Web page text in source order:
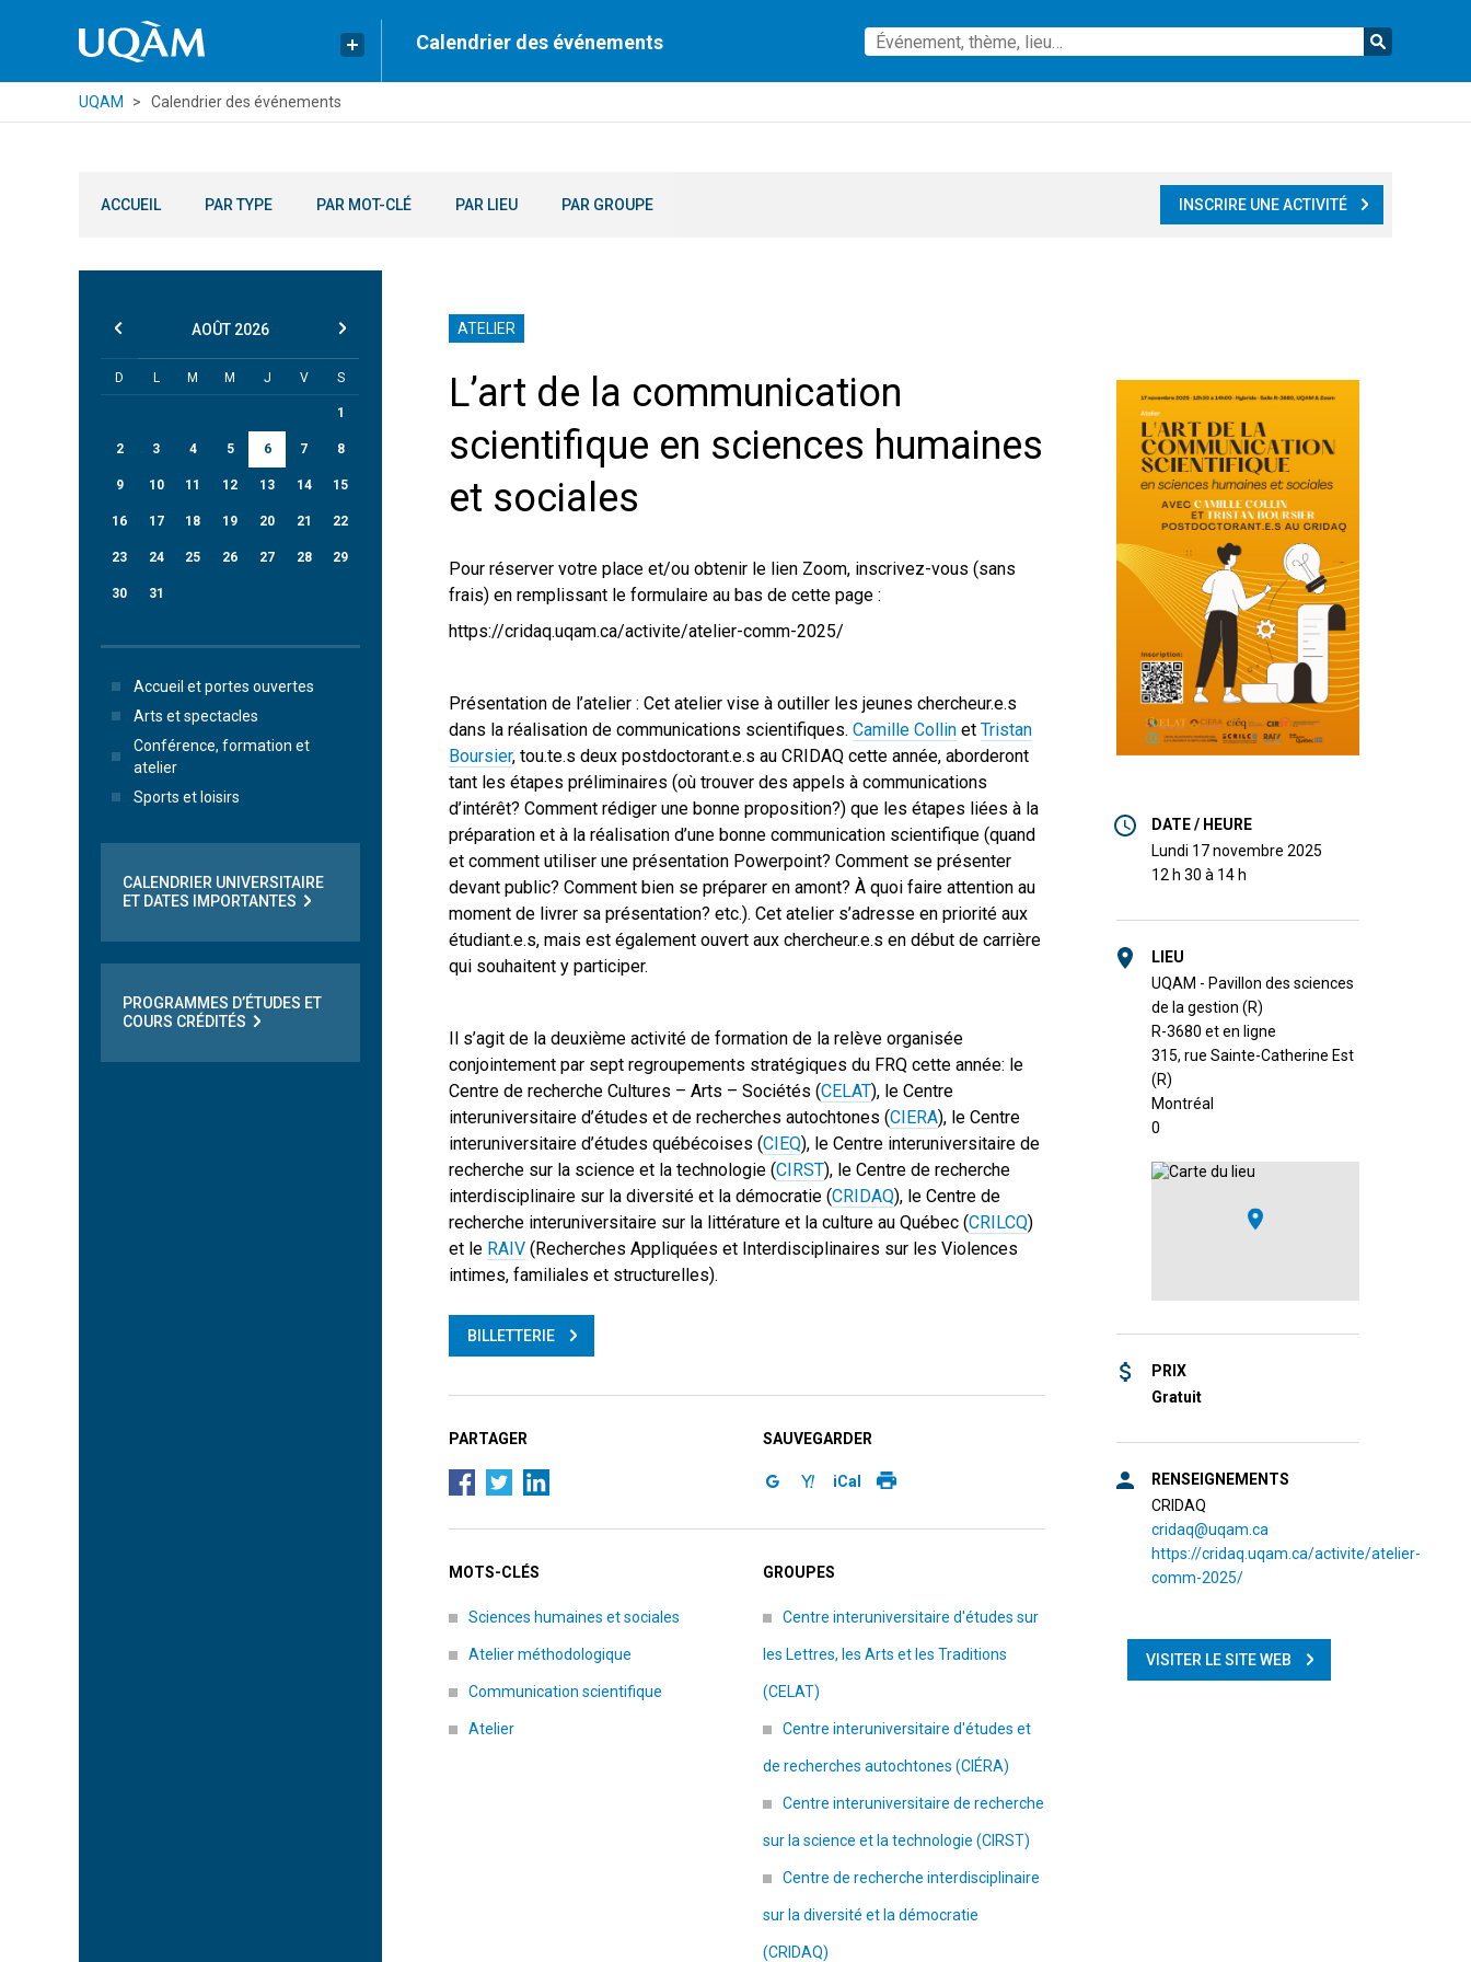
Calendrier des événements
UQAM Calendrier des événements
ACCUEIL PAR TYPE PAR MOT-CLÉ PAR LIEU PAR GROUPE INSCRIRE UNE ACTIVITÉ
ATELIER
L’art de la communication
scientifique en sciences humaines
et sociales
Pour réserver votre place et/ou obtenir le lien Zoom, inscrivez-vous (sans
frais) en remplissant le formulaire au bas de cette page :
https://cridaq.uqam.ca/activite/atelier-comm-2025/
Présentation de l’atelier : Cet atelier vise à outiller les jeunes chercheur.e.s
dans la réalisation de communications scientifiques. Camille Collinet Tristan
Boursier, tou.te.s deux postdoctorant.e.s au CRIDAQ cette année, aborderont
tant les étapes préliminaires (où trouver des appels à communications
d’intérêt? Comment rédiger une bonne proposition?) que les étapes liées à la
préparation et à la réalisation d’une bonne communication scientifique (quand
et comment utiliser une présentation Powerpoint? Comment se présenter
devant public? Comment bien se préparer en amont? À quoi faire attention au
moment de livrer sa présentation? etc.). Cet atelier s’adresse en priorité aux
étudiant.e.s, mais est également ouvert aux chercheur.e.s en début de carrière
qui souhaitent y participer.
Il s’agit de la deuxième activité de formation de la relève organisée
conjointement par sept regroupements stratégiques du FRQ cette année: le
Centre de recherche Cultures – Arts – Sociétés (CELAT), le Centre
interuniversitaire d’études et de recherches autochtones (CIERA), le Centre
interuniversitaire d’études québécoises (CIEQ), le Centre interuniversitaire de
recherche sur la science et la technologie (CIRST), le Centre de recherche
interdisciplinaire sur la diversité et la démocratie (CRIDAQ), le Centre de
recherche interuniversitaire sur la littérature et la culture au Québec (CRILCQ)
et le RAIV(Recherches Appliquées et Interdisciplinaires sur les Violences
intimes, familiales et structurelles).
BILLETTERIE
DATE / HEURE
lundi 17 novembre 2025
12 h 30 à 14 h
LIEU
UQAM - Pavillon des sciences
de la gestion (R)
R-3680 et en ligne
315, rue Sainte-Catherine Est
(R)
Montréal
0
PRIX
Gratuit
RENSEIGNEMENTS
CRIDAQ
cridaq@uqam.ca
https://cridaq.uqam.ca/activite/atelier-
comm-2025/
VISITER LE SITE WEB
PARTAGER SAUVEGARDER
iCal
MOTS-CLÉS
Sciences humaines et sociales
Atelier méthodologique
Communication scientifique
Atelier
GROUPES
Centre interuniversitaire d'études sur
les Lettres, les Arts et les Traditions
(CELAT)
Centre interuniversitaire d'études et
de recherches autochtones (CIÉRA)
Centre interuniversitaire de recherche
sur la science et la technologie (CIRST)
Centre de recherche interdisciplinaire
sur la diversité et la démocratie
(CRIDAQ)
AOÛT 2026
D L M M J V S
1
2 3 4 5 6 7 8
9 10 11 12 13 14 15
16 17 18 19 20 21 22
23 24 25 26 27 28 29
30 31
Accueil et portes ouvertes
Arts et spectacles
Conférence, formation et
atelier
Sports et loisirs
CALENDRIER UNIVERSITAIRE
ET DATES IMPORTANTES
PROGRAMMES D’ÉTUDES ET
COURS CRÉDITÉS